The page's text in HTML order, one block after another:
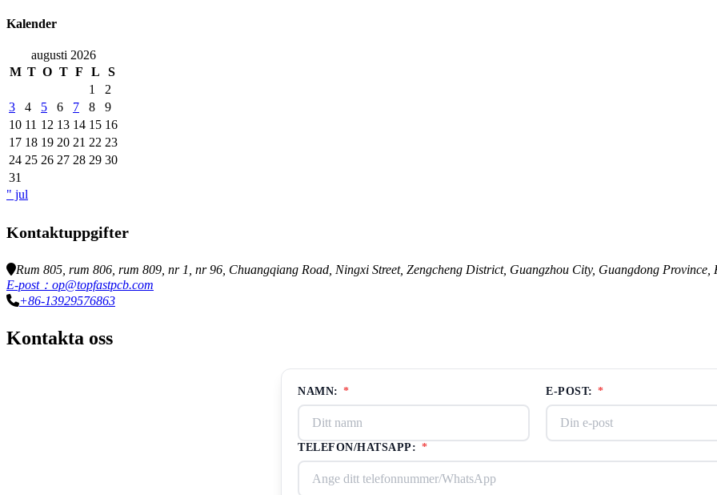
Kalender
augusti 2026
M T O T F L
S
1
2
3
4 5 6 7 8
9
10 11 12 13 14 15 16
17 18 19 20 21 22 23
24 25 26 27 28 29 30
31
" jul
Kontaktuppgifter
Rum 805, rum 806, rum 809, nr 1, nr 96, Chuangqiang Road, Ningxi Street, Zengcheng District, Guangzhou City, Guangdong Province,
E-post：op@topfastpcb.com
+86-13929576863
Kontakta oss
NAMN: * E-POST: *
TELEFON/HATSAPP: *